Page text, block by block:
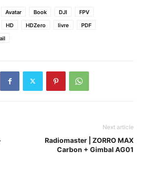
Avatar Book DJI
FPV
HD HDZero livre
PDF
Next article
Radiomaster | ZORRO MAX
Carbon + Gimbal AG01